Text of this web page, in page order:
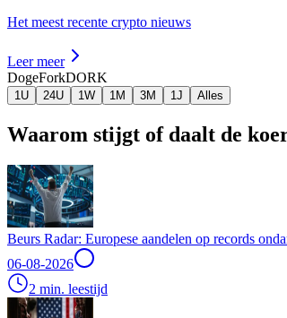
Het meest recente crypto nieuws
Leer meer
DogeForkDORK
1U 24U 1W 1M 3M 1J Alles
Waarom stijgt of daalt de
Beurs Radar: Europese aandelen op records
06-08-2026
2 min. leestijd